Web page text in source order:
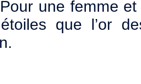
une femme
que l’or